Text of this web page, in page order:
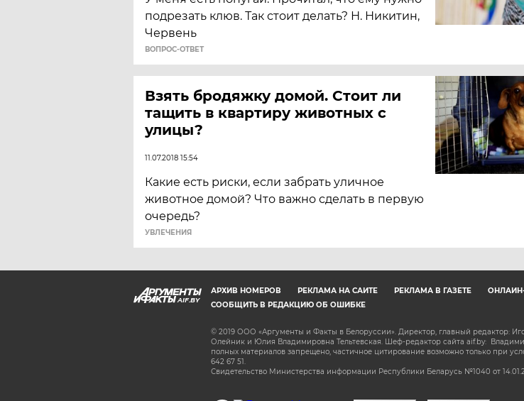
подрезать клюв. Так стоит делать? Н. Никитин,
Червень
ВОПРОС-ОТВЕТ
Взять бродяжку домой. Стоит ли
тащить в квартиру животных с
улицы?
11.07.2018 15:54
Какие есть риски, если забрать уличное
животное домой? Что важно сделать в первую
очередь?
УВЛЕЧЕНИЯ
AIF.BY
АРХИВ НОМЕРОВ РЕКЛАМА НА САЙТЕ РЕКЛАМА В ГАЗЕТЕ
СООБЩИТЬ В РЕДАКЦИЮ ОБ ОШИБКЕ
© 2019 ООО «Аргументы и Факты в Белоруссии». Директор, главный редактор:
Олейник и Юлия Владимировна Тельтевская. Шеф-редактор сайта aif.by:
полных материалов запрещено, частичное цитирование возможно только при
642 67 51.
Свидетельство Министерства информации Республики Беларусь №1040 от